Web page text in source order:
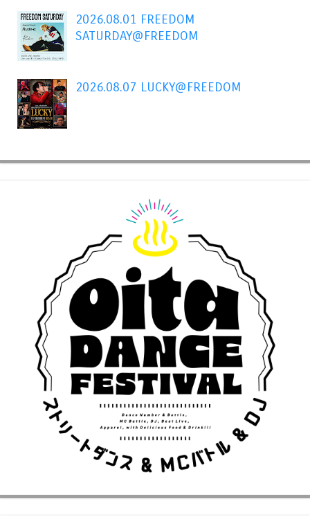
2026.08.01 FREEDOM
SATURDAY@FREEDOM
2026.08.07 LUCKY@FREEDOM